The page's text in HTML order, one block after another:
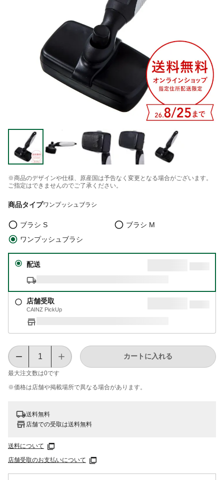
※商品のデザインや仕様、原産国は予告なく変更となる場合がございます。
ご指定はできませんのでご了承ください。
商品タイプワンプッシュブラシ
ブラシ S
ブラシ M
ワンプッシュブラシ
配送
店舗受取
CAINZ PickUp
最大注文数は0です
カートに入れる
※価格は​店舗や​掲載場所で​異なる​場合が​あります。
送料無料
店舗での受取は送料無料
送料について
店舗受取のお支払いについて